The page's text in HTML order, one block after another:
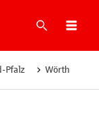
Suche
Pfalz Wörth